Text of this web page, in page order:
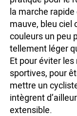
la marche rapide
mauve, bleu ciel
couleurs un peu
tellement léger
Et pour éviter
sportives, pour
mettre un
intègrent
extensible.